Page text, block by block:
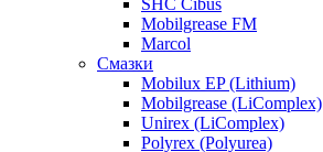
SHC Cibus
Mobilgrease FM
Marcol
Смазки
Mobilux EP (Lithium)
Mobilgrease (LiComplex)
Unirex (LiComplex)
Polyrex (Polyurea)